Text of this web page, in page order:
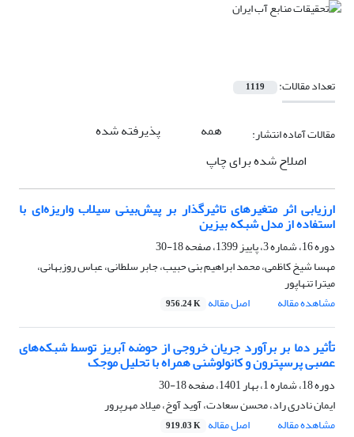
تعداد مقالات: 1119
مقالات آماده انتشار: همه
پذیرفته شده
اصلاح شده برای چاپ
ارزیابی اثر متغیرهای تاثیرگذار بر پیش‌بینی سیلاب واریزه‌ای با
استفاده از مدل شبکه بیزین
دوره 16، شماره 3، پاییز 1399، صفحه
18-30
مهسا شیخ کاظمی، محمد ابراهیم بنی حبیب، جابر سلطانی، عباس روزبهانی،
میترا تنهاپور
مشاهده مقاله
اصل مقاله 956.24 K
تأثیر دما بر برآورد جریان خروجی از حوضه آبریز توسط شبکه‌های
عصبی پرسپترون و کانولوشنی همراه با تحلیل موجک
دوره 18، شماره 1، بهار 1401، صفحه
18-30
ایمان نادری راد، محسن سعادت، آوید آوخ، میلاد مهرپرور
مشاهده مقاله
اصل مقاله 919.03 K